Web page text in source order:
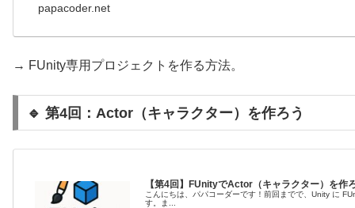
papacoder.net
→ FUnity専用プロジェクトを作る方法。
🔹 第4回：Actor（キャラクター）を作ろう
【第4回】FUnityでActor（キャラクター）を作
こんにちは、パパコーダーです！前回までで、Unity に
す。ま...